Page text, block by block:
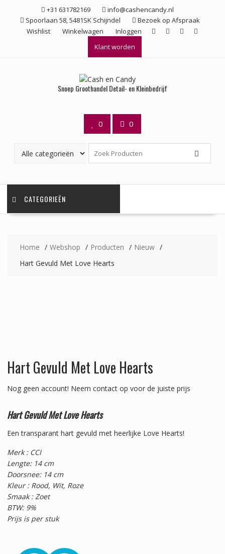
+31 631782169
info@cashencandy.nl
Spoorlaan 58, 5481SK Schijndel
Bezoek op Afspraak
Wishlist
Winkelwagen
Inloggen
Klant worden
Snoep Groothandel Detail- en Kleinbedrijf
0 0
CATEGORIEËN
Home Webshop Producten
Nieuw
Hart Gevuld Met Love Hearts
Hart Gevuld Met Love Hearts
Nog geen account! Neem contact op voor de juiste prijs
Hart Gevuld Met Love Hearts
Een transparant hart gevuld met heerlijke Love Hearts!
Merk : CCI
Lengte: 14 cm
Doorsnee: 14 cm
Kleur : Rood, Wit, Roze
Smaak : Zoet
BTW: 9%
Prijs is per stuk